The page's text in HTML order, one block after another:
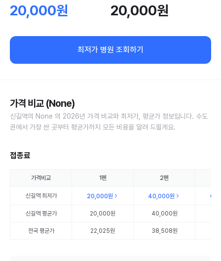
20,000원 20,000원
최저가 병원 조회하기
가격 비교 (None)
신길역의 None 의 2026년 가격 비교와 최저가, 평균가 정보입니다. 수도
권에서 가장 싼 곳부터 평균가까지 모든 비용을 알려 드릴게요.
접종료
가격비교 1펜 2펜
신길역최저가 20,000원 40,000원
신길역평균가 20,000원 40,000원
전국 평균가 22,025원 38,508원